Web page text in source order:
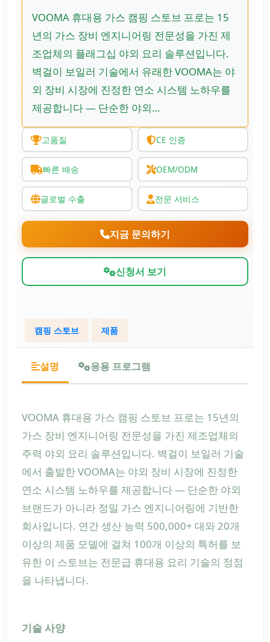
VOOMA 휴대용 가스 캠핑 스토브 프로는 15
년의 가스 장비 엔지니어링 전문성을 가진 제
조업체의 플래그십 야외 요리 솔루션입니다.
벽걸이 보일러 기술에서 유래한 VOOMA는 야
외 장비 시장에 진정한 연소 시스템 노하우를
제공합니다 — 단순한 야외…
고품질 CE 인증
빠른 배송 OEM/ODM
글로벌 수출 전문 서비스
지금 문의하기
신청서 보기
캠핑 스토브 제품
설명 응용 프로그램
VOOMA 휴대용 가스 캠핑 스토브 프로는 15년의
가스 장비 엔지니어링 전문성을 가진 제조업체의
주력 야외 요리 솔루션입니다. 벽걸이 보일러 기술
에서 출발한 VOOMA는 야외 장비 시장에 진정한
연소 시스템 노하우를 제공합니다 — 단순한 야외
브랜드가 아니라 정밀 가스 엔지니어링에 기반한
회사입니다. 연간 생산 능력 500,000+ 대와 20개
이상의 제품 모델에 걸쳐 100개 이상의 특허를 보
유한 이 스토브는 전문급 휴대용 요리 기술의 정점
을 나타냅니다.
기술 사양